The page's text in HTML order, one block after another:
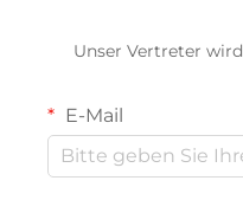
Unser Vertreter
E-Mail